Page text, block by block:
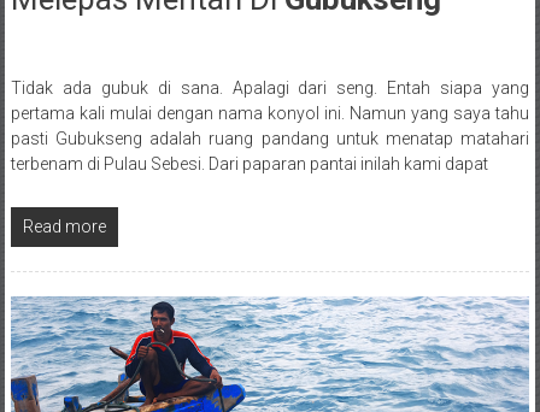
Posted By: wirawan
Tidak ada gubuk di sana. Apalagi dari seng. Entah siapa yang
pertama kali mulai dengan nama konyol ini. Namun yang saya tahu
pasti Gubukseng adalah ruang pandang untuk menatap matahari
terbenam di Pulau Sebesi. Dari paparan pantai inilah kami dapat
Read more